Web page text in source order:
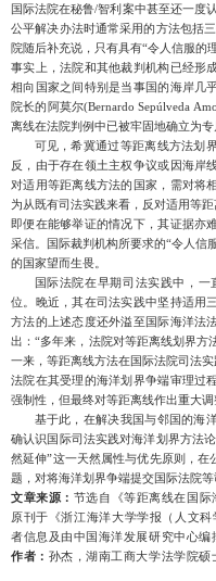
国际法院在秘鲁/智利案中甚至还一度
公平解决办法时通常采用的方法包括
院随后补充说，只有具有“令人信服的
事实上，法院和其他裁判机构已经形
相向国家之间特别是当事国的海岸几
院长的阿莫尔(Bernardo Sepúlveda
离线在法院判例中已被牢固地确立为
可见，希冀通过等距离线方法划
反，由于存在领土主权争议或因海岸
对适用等距离线方法的国家，需对将
为从既有司法实践来看，反对适用等
即便在能够举证的情况下，其证据亦
采信。国际裁判机构所要求的“令人信
的国家望而生畏。
国际法院在早期司法实践中，
位。晚近，其在司法实践中坚持适用
方法的上述态度还外溢至国际海洋法
出：“多年来，法院对等距离线划界方
一来，等距离线方法在国际法院司法
法院在其受理的海洋划界争端审理过
强制性，但最终对等距离线作出重大
基于此，在解决我国与邻国的海
确认识国际司法实践对海洋划界方法
然延伸”这一天然属性与优先原则，
题，对将海洋划界争端提交国际法院
文章来源： 节选自《等距离线在国际
原刊于《浙江海洋大学学报（人文
者信息及由中国海洋发展研究中心编
作者： 孙杰 ，湖南工商大学法学院